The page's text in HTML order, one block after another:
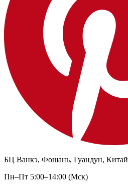
БЦ Ванкэ, Фошань, Гуандун, Китай
Пн–Пт 5:00–14:00 (Мск)